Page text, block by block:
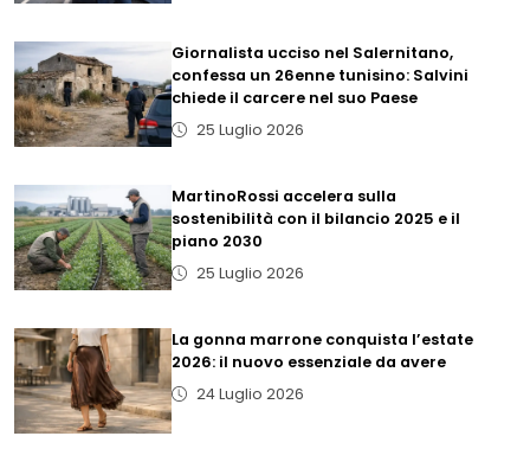
Giornalista ucciso nel Salernitano,
confessa un 26enne tunisino: Salvini
chiede il carcere nel suo Paese
25 Luglio 2026
MartinoRossi accelera sulla
sostenibilità con il bilancio 2025 e il
piano 2030
25 Luglio 2026
La gonna marrone conquista l’estate
2026: il nuovo essenziale da avere
24 Luglio 2026